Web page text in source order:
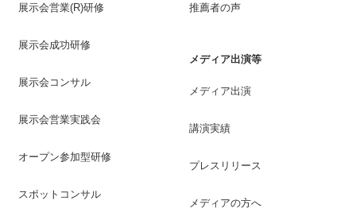
展示会営業(R)研修
展示会成功研修
展示会コンサル
展示会営業実践会
オープン参加型研修
スポットコンサル
推薦者の声
メディア出演等
メディア出演
講演実績
プレスリリース
メディアの方へ